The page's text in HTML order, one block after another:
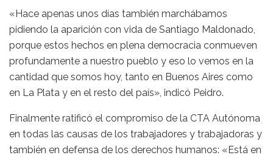
«Hace apenas unos días también marchábamos
pidiendo la aparición con vida de Santiago Maldonado,
porque estos hechos en plena democracia conmueven
profundamente a nuestro pueblo y eso lo vemos en la
cantidad que somos hoy, tanto en Buenos Aires como
en La Plata y en el resto del país», indicó Peidro.
Finalmente ratificó el compromiso de la CTA Autónoma
en todas las causas de los trabajadores y trabajadoras y
también en defensa de los derechos humanos: «Está en